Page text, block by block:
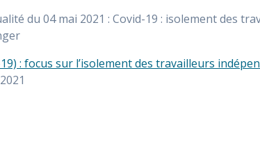
du 04 mai 2021 : Covid-19 : isolement des
: focus sur l’isolement des travailleurs